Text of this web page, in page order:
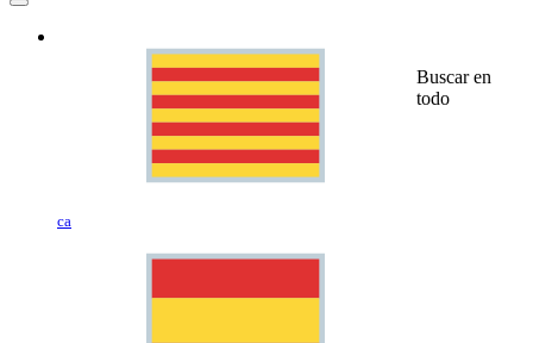
ca
Buscar en
todo